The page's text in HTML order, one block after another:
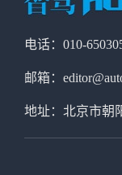
电话：010-
邮箱：
地址：北京市朝